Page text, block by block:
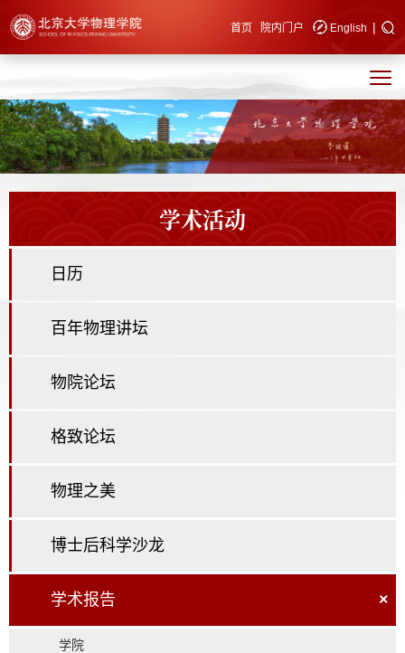
快速导航 首页 院内门户 English |
学术活动
日历
百年物理讲坛
物院论坛
格致论坛
物理之美
博士后科学沙龙
学术报告 ×
学院